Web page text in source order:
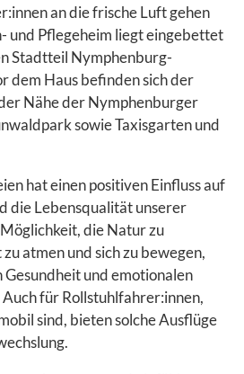
an die frische Luft gehen
und Pflegeheim liegt eingebettet
Stadtteil Nymphenburg-
dem Haus befinden sich der
Nähe der Nymphenburger
sowie Taxisgarten und
hat einen positiven Einfluss auf
die Lebensqualität unserer
die Natur zu
atmen und sich zu bewegen,
und emotionalen
für Rollstuhlfahrer:innen,
sind, bieten solche Ausflüge